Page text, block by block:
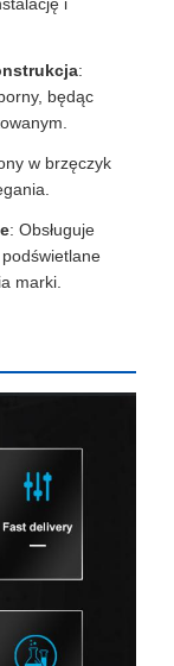
:
będąc
w brzęczyk
: Obsługuje
marki.